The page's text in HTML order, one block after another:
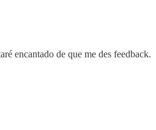
encantado de que me des feedback.